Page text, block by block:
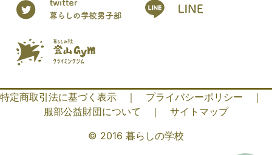
特定商取引法に基づく表示 ｜ プライバシーポリシー
｜
服部公益財団について
｜
サイトマップ
© 2016 暮らしの学校